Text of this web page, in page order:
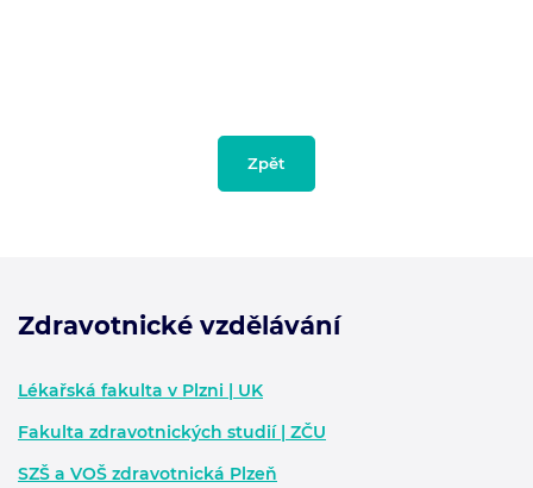
Zpět
Zdravotnické vzdělávání
Lékařská fakulta v Plzni | UK
Fakulta zdravotnických studií | ZČU
SZŠ a VOŠ zdravotnická Plzeň